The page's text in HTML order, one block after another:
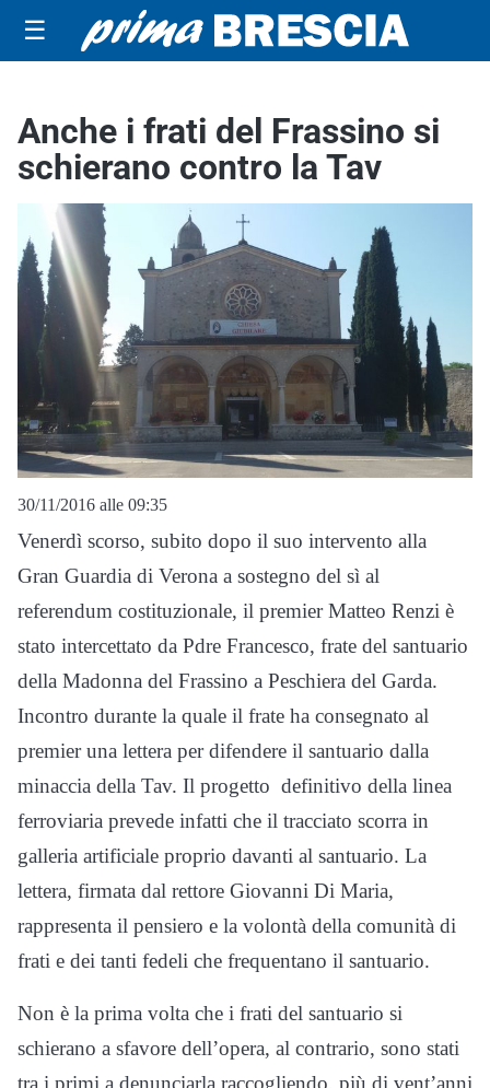
☰
Anche i frati del Frassino si
schierano contro la Tav
30/11/2016 alle 09:35
Venerdì scorso, subito dopo il suo intervento alla
Gran Guardia di Verona a sostegno del sì al
referendum costituzionale, il premier Matteo Renzi è
stato intercettato da Pdre Francesco, frate del santuario
della Madonna del Frassino a Peschiera del Garda.
Incontro durante la quale il frate ha consegnato al
premier una lettera per difendere il santuario dalla
minaccia della Tav. Il progetto definitivo della linea
ferroviaria prevede infatti che il tracciato scorra in
galleria artificiale proprio davanti al santuario. La
lettera, firmata dal rettore Giovanni Di Maria,
rappresenta il pensiero e la volontà della comunità di
frati e dei tanti fedeli che frequentano il santuario.
Non è la prima volta che i frati del santuario si
schierano a sfavore dell’opera, al contrario, sono stati
tra i primi a denunciarla raccogliendo, più di vent’anni